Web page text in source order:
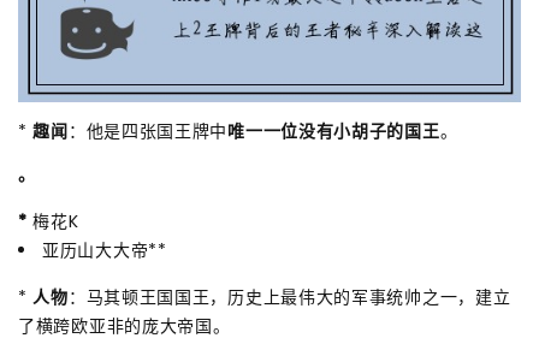
*趣闻：他是四张国王牌中唯一一位没有小胡子的国王。
。
*梅花K
亚历山大大帝**
*人物：马其顿王国国王，历史上最伟大的军事统帅之一，建立
了横跨欧亚非的庞大帝国。